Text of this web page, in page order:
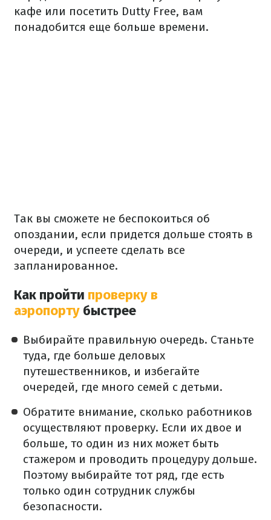
кафе или посетить Dutty Free, вам
понадобится еще больше времени.
Так вы сможете не беспокоиться об
опоздании, если придется дольше стоять в
очереди, и успеете сделать все
запланированное.
Как пройти проверку в
аэропорту быстрее
Выбирайте правильную очередь. Станьте
туда, где больше деловых
путешественников, и избегайте
очередей, где много семей с детьми.
Обратите внимание, сколько работников
осуществляют проверку. Если их двое и
больше, то один из них может быть
стажером и проводить процедуру дольше.
Поэтому выбирайте тот ряд, где есть
только один сотрудник службы
безопасности.